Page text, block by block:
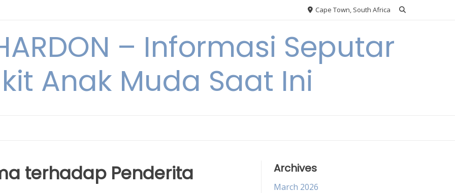
Cape Town, South Africa
– Informasi Seputar
Anak Muda Saat Ini
terhadap Penderita
Archives
March 2026